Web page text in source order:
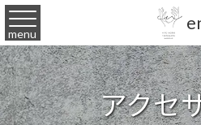
menu
アクセ